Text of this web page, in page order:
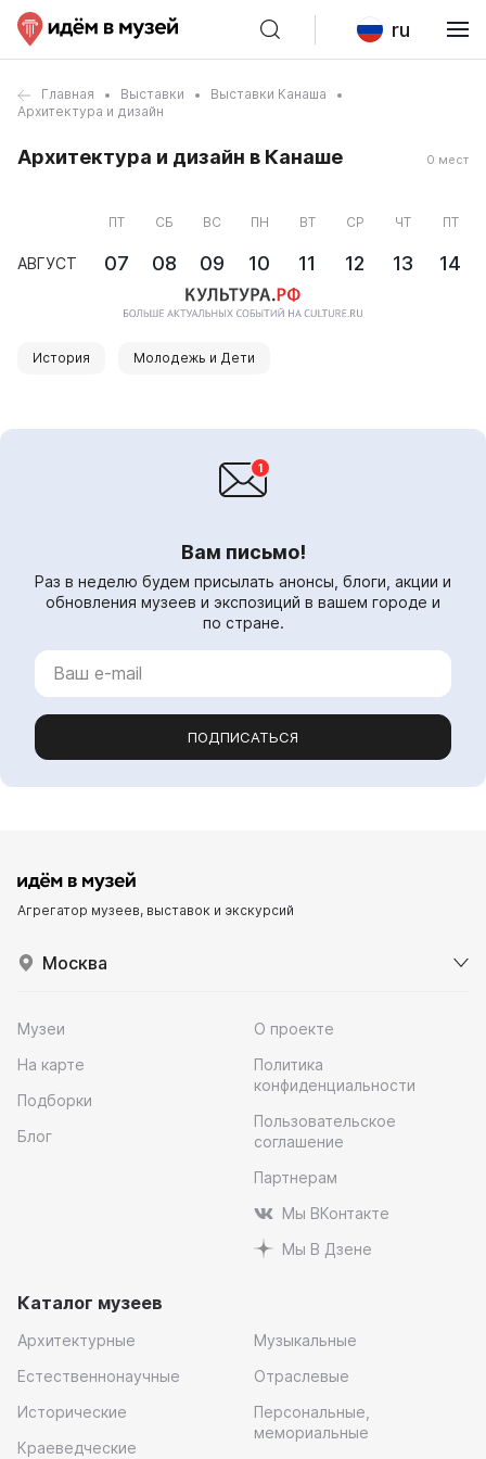
ru
Главная Выставки
Выставки Канаша
Архитектура и дизайн
Архитектура и дизайн в Канаше 0 мест
АВГУСТ
ПТ
07
СБ
08
ВС
09
ПН
10
ВТ
11
СР
12
ЧТ
13
ПТ
14
История Молодежь и Дети
Вам письмо!
Раз в неделю будем присылать анонсы, блоги, акции и
обновления музеев и экспозиций в вашем городе и
по стране.
ПОДПИСАТЬСЯ
Агрегатор музеев, выставок и экскурсий
Москва
Музеи
На карте
Подборки
Блог
О проекте
Политика
конфиденциальности
Пользовательское
соглашение
Партнерам
Мы ВКонтакте
Мы В Дзене
Каталог музеев
Архитектурные
Естественнонаучные
Исторические
Краеведческие
Музыкальные
Отраслевые
Персональные,
мемориальные